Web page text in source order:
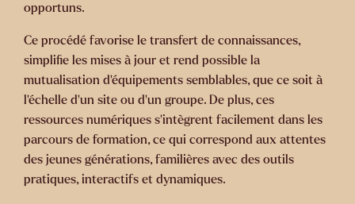
opportuns.
Ce procédé favorise le transfert de connaissances,
simplifie les mises à jour et rend possible la
mutualisation d’équipements semblables, que ce soit à
l’échelle d’un site ou d’un groupe. De plus, ces
ressources numériques s’intègrent facilement dans les
parcours de formation, ce qui correspond aux attentes
des jeunes générations, familières avec des outils
pratiques, interactifs et dynamiques.